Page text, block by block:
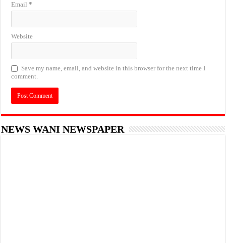
Email*
Website
Save my name, email, and website in this browser for the next time I
comment.
NEWS WANI NEWSPAPER